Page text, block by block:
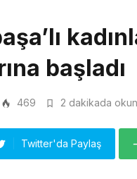
başladı
469 2 dakikada
Twitter'da Paylaş